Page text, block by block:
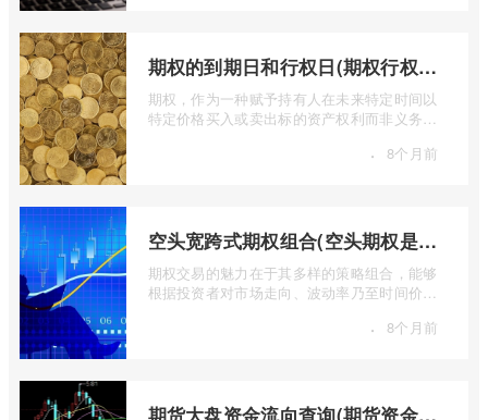
期权的到期日和行权日(期权行权日到期虚值期权都将清零)
期权，作为一种赋予持有人在未来特定时间以
特定价格买入或卖出标的资产权利而非义务的
· 8个月前
空头宽跨式期权组合(空头期权是什么意思)
期权交易的魅力在于其多样的策略组合，能够
根据投资者对市场走向、波动率乃至时间价值
· 8个月前
期货大盘资金流向查询(期货资金流向查询)